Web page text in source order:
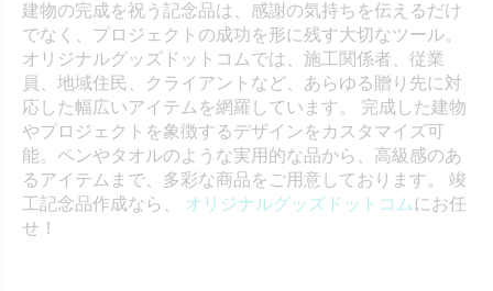
建物の完成を祝う記念品は、感謝の気持ちを伝えるだけ
でなく、プロジェクトの成功を形に残す大切なツール。
オリジナルグッズドットコムでは、施工関係者、従業
員、地域住民、クライアントなど、あらゆる贈り先に対
応した幅広いアイテムを網羅しています。 完成した建物
やプロジェクトを象徴するデザインをカスタマイズ可
能。ペンやタオルのような実用的な品から、高級感のあ
るアイテムまで、多彩な商品をご用意しております。 竣
工記念品作成なら、 オリジナルグッズドットコムにお任
せ！